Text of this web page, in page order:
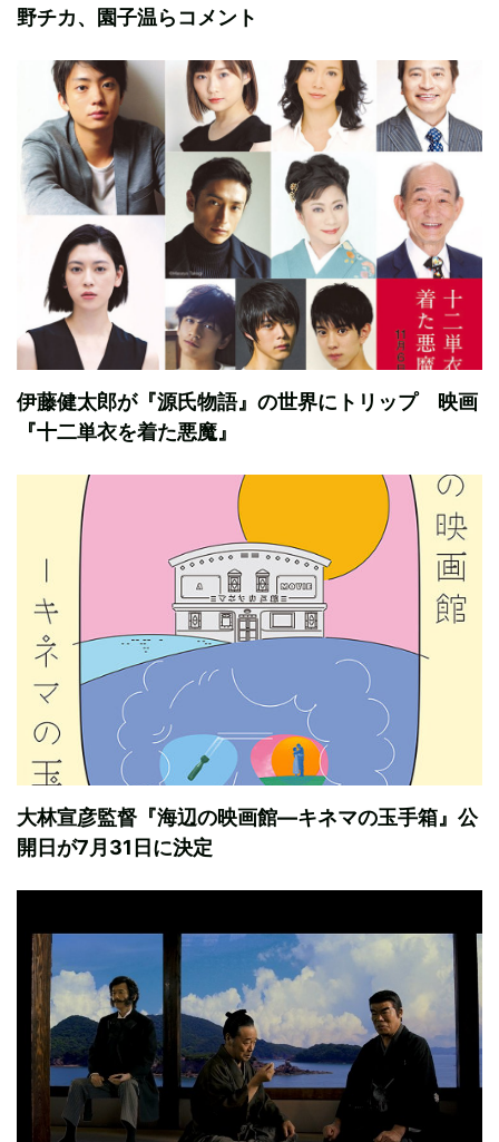
野チカ、園子温らコメント
伊藤健太郎が『源氏物語』の世界にトリップ 映画
『十二単衣を着た悪魔』
大林宣彦監督『海辺の映画館―キネマの玉手箱』公
開日が7月31日に決定